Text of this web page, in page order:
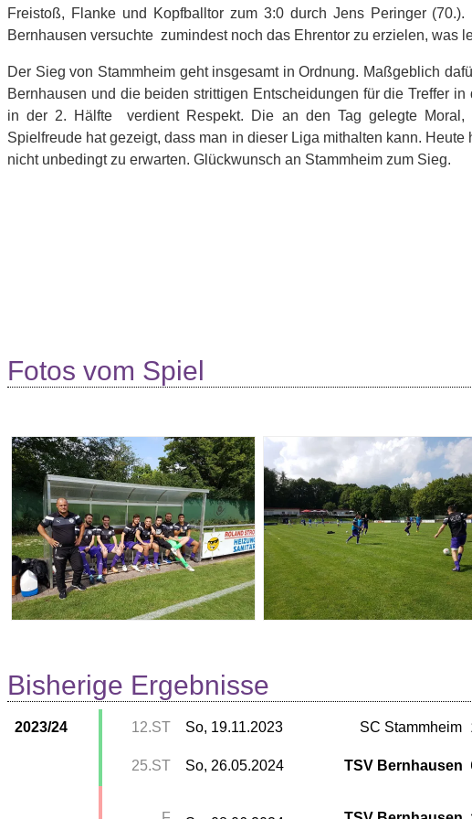
Freistoß, Flanke und Kopfballtor zum 3:0 durch Jens Peringer
Bernhausen versuchte zumindest noch das Ehrentor zu erzielen, was
Der Sieg von Stammheim geht insgesamt in Ordnung. Maßgeblich
Bernhausen und die beiden strittigen Entscheidungen für die Treffer
in der 2. Hälfte verdient Respekt. Die an den Tag gelegte Moral,
Spielfreude hat gezeigt, dass man in dieser Liga mithalten kann.
nicht unbedingt zu erwarten. Glückwunsch an Stammheim zum Sieg.
Fotos vom Spiel
Bisherige Ergebnisse
2023/24 12.ST So, 19.11.2023 SC Stammheim
25.ST So, 26.05.2024 TSV Bernhausen